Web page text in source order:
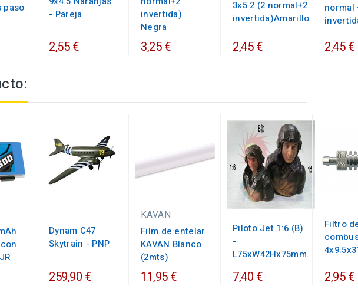
- Pareja
2,55 €
invertida)
Negra
3,25 €
3x5.2 (2 normal+2
invertida)Amarillo
2,45 €
normal
2,45 €
Dynam C47
Skytrain - PNP
259,90 €
KAVAN
Film de entelar
KAVAN Blanco
(2mts)
11,95 €
Piloto Jet 1:6 (B)
-
L75xW42Hx75mm.
7,40 €
Filtro
2,95 €